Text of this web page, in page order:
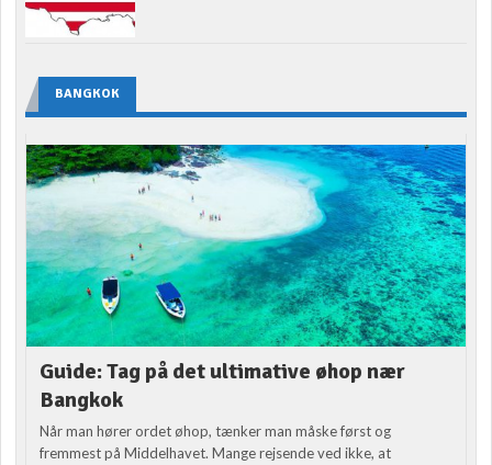
BANGKOK
Guide: Tag på det ultimative øhop nær
Bangkok
Når man hører ordet øhop, tænker man måske først og
fremmest på Middelhavet. Mange rejsende ved ikke, at